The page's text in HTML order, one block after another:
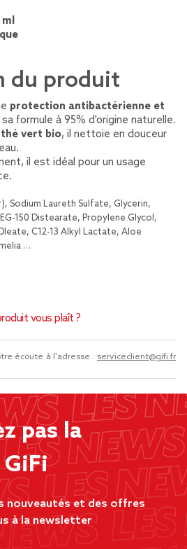
ml
du produit
protection antibactérienne et
formule à 95% d'origine naturelle.
vert bio, il nettoie en douceur
il est idéal pour un usage
Sodium Laureth Sulfate, Glycerin,
150 Distearate, Propylene Glycol,
C12-13 Alkyl Lactate, Aloe
…
vous plaît ?
écoute à l'adresse : serviceclient@gifi.fr
pas la
nouveautés et des offres
à la newsletter